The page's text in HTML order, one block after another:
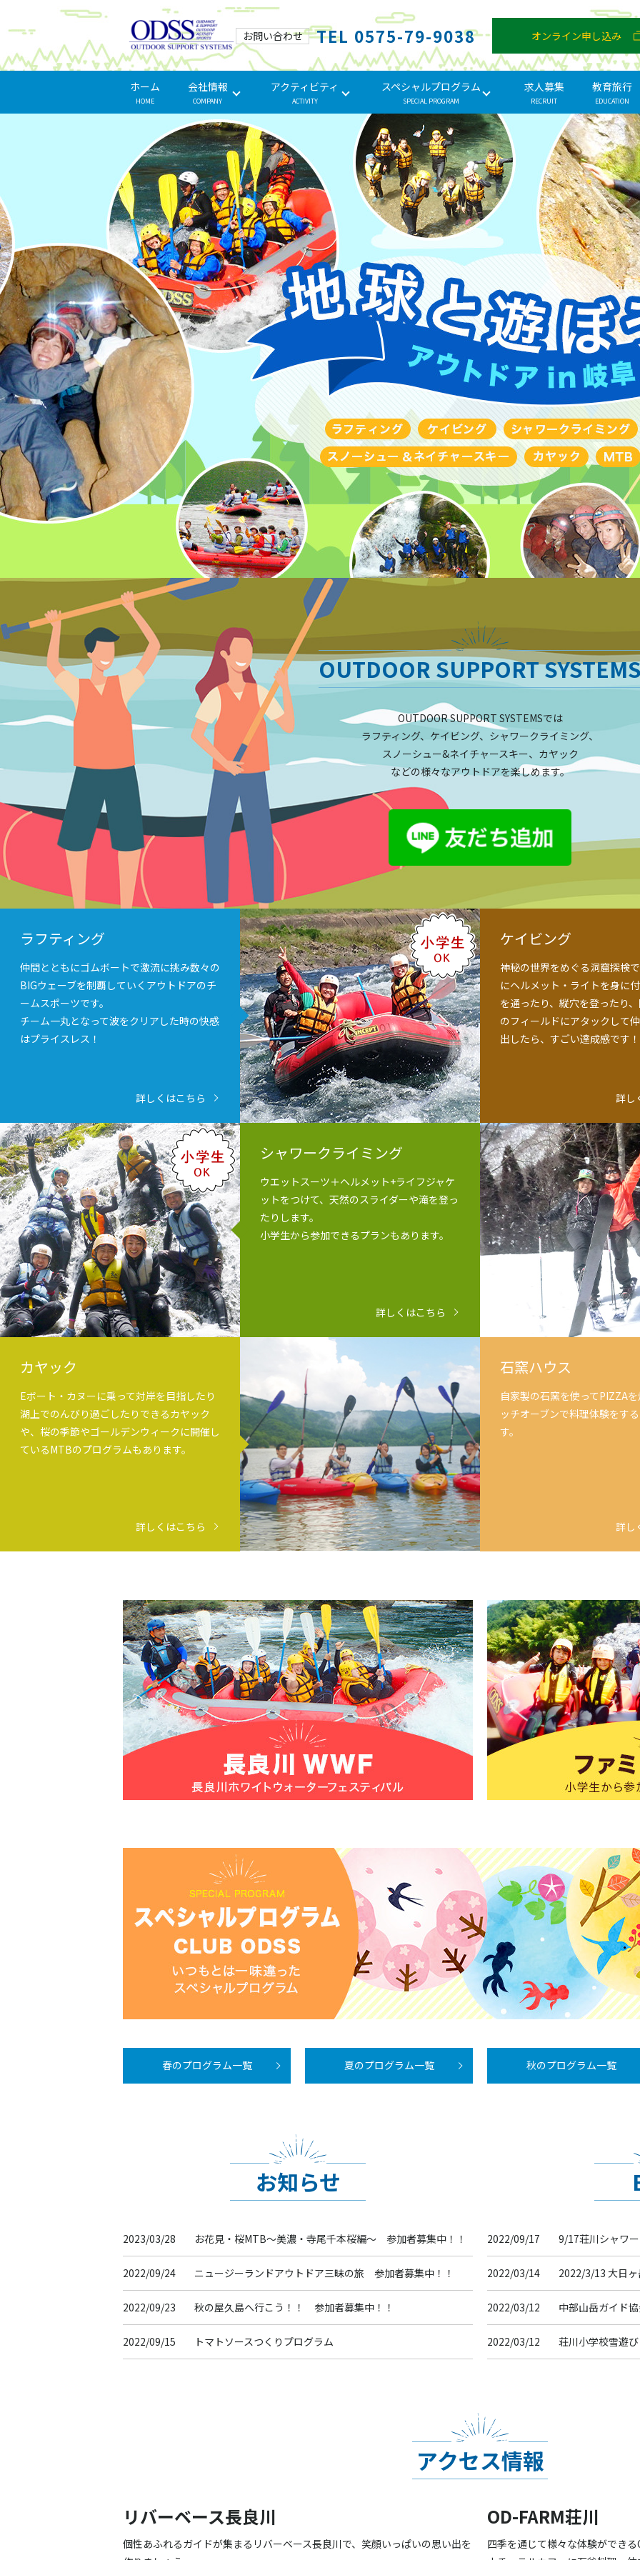
お問い合わせ TEL 0575-79-9038 オンライン申し込み
ホーム
HOME
会社情報
COMPANY
アクティビティ
ACTIVITY
スペシャルプログラム
SPECIAL PROGRAM
求人募集
RECRUIT
教育旅行
EDUCATION
OUTDOOR SUPPORT
OUTDOOR SUPPORT SYSTEMSでは
ラフティング、ケイビング、シャワークライミング、
スノーシュー&ネイチャースキー、カヤック
などの様々なアウトドアを楽しめます。
ラフティング
仲間とともにゴムボートで激流に挑み数々の
BIGウェーブを制覇していくアウトドアのチ
ームスポーツです。
チーム一丸となって波をクリアした時の快感
はプライスレス！
詳しくはこちら
ケイビング
神秘の世界をめぐる洞窟探検
にヘルメット・ライトを身に
を通ったり、縦穴を登ったり
のフィールドにアタックして
出したら、すごい達成感です！
詳し
シャワークライミング
ウエットスーツ＋ヘルメット+ライフジャケ
ットをつけて、天然のスライダーや滝を登っ
たりします。
小学生から参加できるプランもあります。
詳しくはこちら
カヤック
Eボート・カヌーに乗って対岸を目指したり
湖上でのんびり過ごしたりできるカヤック
や、桜の季節やゴールデンウィークに開催し
ているMTBのプログラムもあります。
詳しくはこちら
石窯ハウス
自家製の石窯を使ってPIZZA
ッチオーブンで料理体験をす
す。
詳し
春のプログラム一覧 夏のプログラム一覧 秋のプログラム一覧
お知らせ
2023/03/28 お花見・桜MTB～美濃・寺尾千本桜編～ 参加者募集中！！
2022/09/24 ニュージーランドアウトドア三昧の旅 参加者募集中！！
2022/09/23 秋の屋久島へ行こう！！ 参加者募集中！！
2022/09/15 トマトソースつくりプログラム
2021/12/11 冬が始まります！
2022/09/17 9/17荘川シャワ
2022/03/14 2022/3/13 大日
2022/03/12 中部山岳ガイド
2022/03/12 荘川小学校雪遊び
2022/02/21
2022/02/20
2022/02/20 2022/2/13 大日
2022/02/04 見当山 山頂クッ
アクセス情報
リバーベース長良川
個性あふれるガイドが集まるリバーベース長良川で、笑顔いっぱいの思い出を
OD-FARM荘川
四季を通じて様々な体験ができ